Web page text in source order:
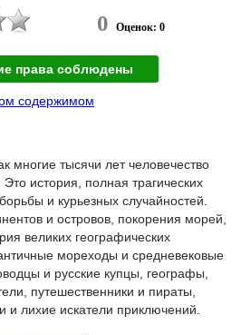
0 Оценок: 0
права соблюдены
содержимом
многие тысячи лет человечество
история, полная трагических
и курьезных случайностей.
и островов, покорения морей,
великих географических
мореходы и средневековые
и русские купцы, географы,
путешественники и пираты,
и лихие искатели приключений.